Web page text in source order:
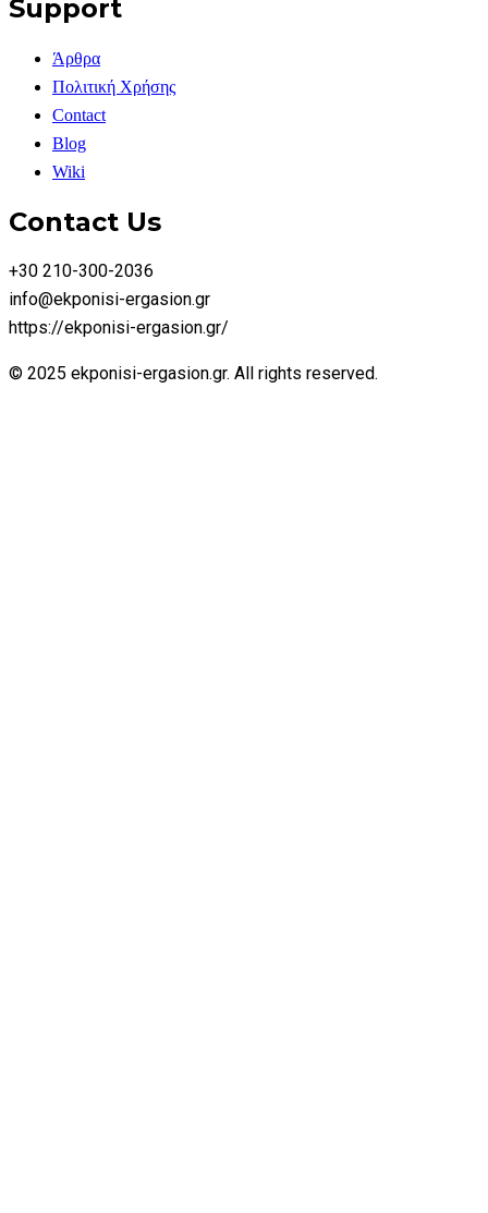
Support
Άρθρα
Πολιτική Χρήσης
Contact
Blog
Wiki
Contact Us
+30 210-300-2036
info@ekponisi-ergasion.gr
https://ekponisi-ergasion.gr/
© 2025 ekponisi-ergasion.gr. All rights reserved.